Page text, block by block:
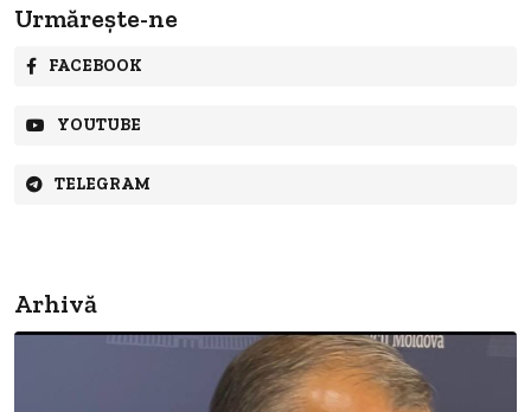
Urmărește-ne
FACEBOOK
YOUTUBE
TELEGRAM
Arhivă